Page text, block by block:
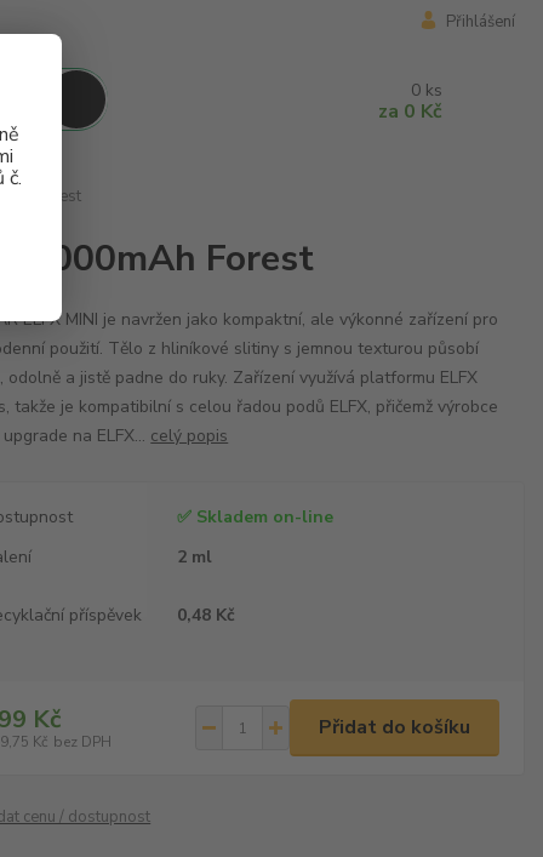
č.
Přihlášení
0 ks
za 0 Kč
Forest
1000mAh Forest
ELFX MINI je navržen jako kompaktní, ale výkonné zařízení pro
použití. Tělo z hliníkové slitiny s jemnou texturou působí
odolně a jistě padne do ruky. Zařízení využívá platformu ELFX
takže je kompatibilní s celou řadou podů ELFX, přičemž výrobce
na ELFX... celý popis
✅ Skladem on-line
2 ml
příspěvek 0,48 Kč
Kč
Kč bez DPH
Přidat do košíku
cenu / dostupnost